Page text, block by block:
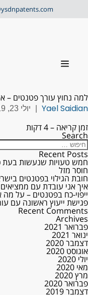
למה נחוץ עורך פטנטים –
Yael Saidian יולי 23, 2019
זמן קריאה – 4 דקות
Search
Recent Posts
חמש טעויות שנעשות
חוסר מזל
חובת הגילוי בפטנטים
איך אני עובדת עם
ייפוי-כח בפטנטים – על
פגישת ייעוץ ראשונה עם
Recent Comments
Archives
פברואר 2021
ינואר 2021
דצמבר 2020
אוגוסט 2020
יולי 2020
מאי 2020
מרץ 2020
פברואר 2020
דצמבר 2019